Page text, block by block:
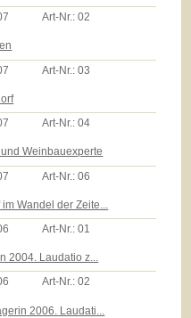
Art-Nr.:02
Art-Nr.:03
Art-Nr.:04
Weinbauexperte
Art-Nr.:06
Wandel der Zeite...
Art-Nr.:01
2004. Laudatio z...
Art-Nr.:02
2006. Laudati...